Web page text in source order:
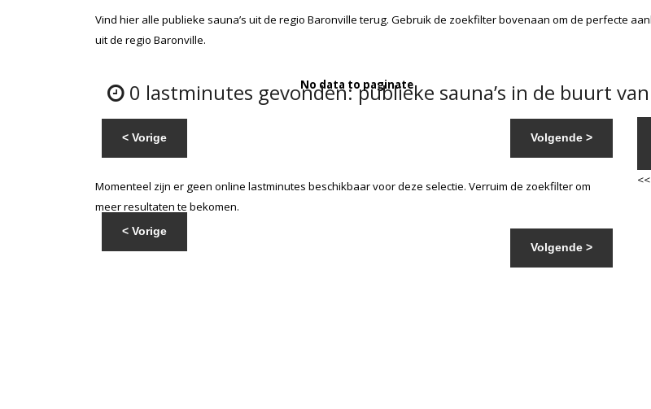
Vind hier alle publieke sauna’s uit de regio Baronvilleterug. Gebruik de zoekfilter bovenaan om de perfecte
uit de regio Baronville.
0 lastminutes gevonden: publieke sauna’s in de buurt
< Vorige Volgende >
No data to paginate
Momenteel zijn er geen online lastminutes beschikbaar voor deze selectie. Verruim de zoekfilter om
meer resultaten te bekomen.
< Vorige
Volgende >